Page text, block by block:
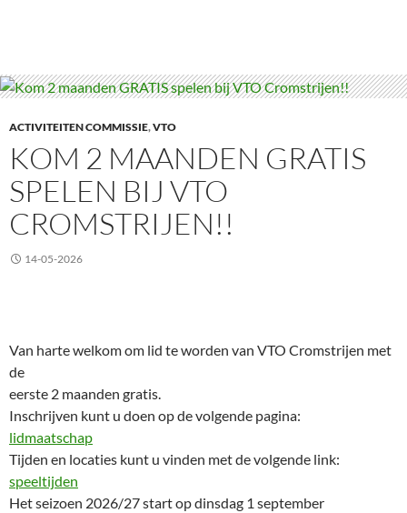
ACTIVITEITEN COMMISSIE,VTO
KOM 2 MAANDEN GRATIS
SPELEN BIJ VTO
CROMSTRIJEN!!
14-05-2026
Van harte welkom om lid te worden van VTO Cromstrijen met
de
eerste 2 maanden gratis.
Inschrijven kunt u doen op de volgende pagina:
lidmaatschap
Tijden en locaties kunt u vinden met de volgende link:
speeltijden
Het seizoen 2026/27 start op dinsdag 1 september